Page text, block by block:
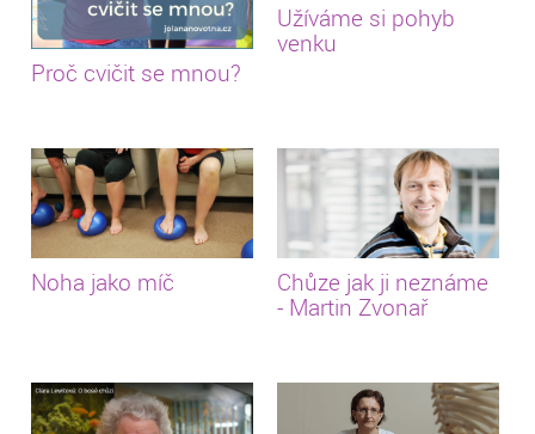
Proč cvičit se mnou?
Užíváme si pohyb
venku
Noha jako míč
Chůze jak ji neznáme
- Martin Zvonař